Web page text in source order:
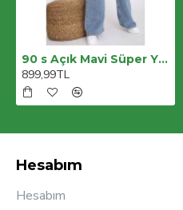
90 s Açık Mavi Süper Yüksek Bel Salaş Paça Kot Palazzo Pantolon
899,99TL
Hesabım
Hesabım